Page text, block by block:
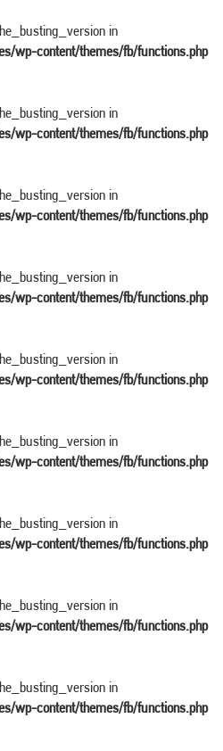
in
wp-content/themes/fb/functions.php
in
wp-content/themes/fb/functions.php
in
wp-content/themes/fb/functions.php
in
wp-content/themes/fb/functions.php
in
wp-content/themes/fb/functions.php
in
wp-content/themes/fb/functions.php
in
wp-content/themes/fb/functions.php
in
wp-content/themes/fb/functions.php
in
wp-content/themes/fb/functions.php